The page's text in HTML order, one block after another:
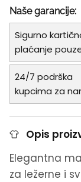
Naše garancije:
Sigurno
plaćanje
24/7 podrška
kupcima za
Opis
Elegantna
za ležerne i